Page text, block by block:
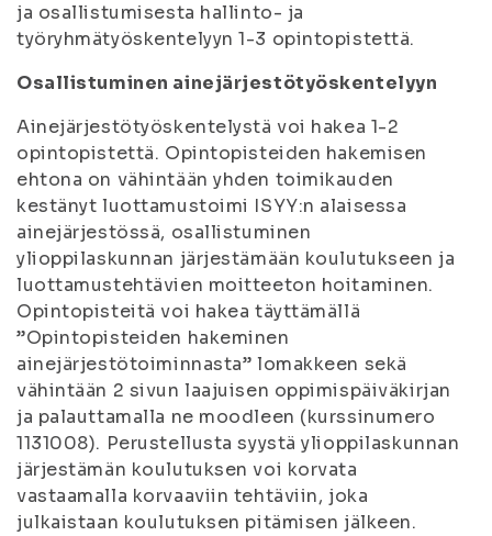
ja osallistumisesta hallinto- ja
työryhmätyöskentelyyn 1-3 opintopistettä.
Osallistuminen ainejärjestötyöskentelyyn
Ainejärjestötyöskentelystä voi hakea 1-2
opintopistettä. Opintopisteiden hakemisen
ehtona on vähintään yhden toimikauden
kestänyt luottamustoimi ISYY:n alaisessa
ainejärjestössä, osallistuminen
ylioppilaskunnan järjestämään koulutukseen ja
luottamustehtävien moitteeton hoitaminen.
Opintopisteitä voi hakea täyttämällä
”Opintopisteiden hakeminen
ainejärjestötoiminnasta” lomakkeen sekä
vähintään 2 sivun laajuisen oppimispäiväkirjan
ja palauttamalla ne moodleen (kurssinumero
1131008). Perustellusta syystä ylioppilaskunnan
järjestämän koulutuksen voi korvata
vastaamalla korvaaviin tehtäviin, joka
julkaistaan koulutuksen pitämisen jälkeen.